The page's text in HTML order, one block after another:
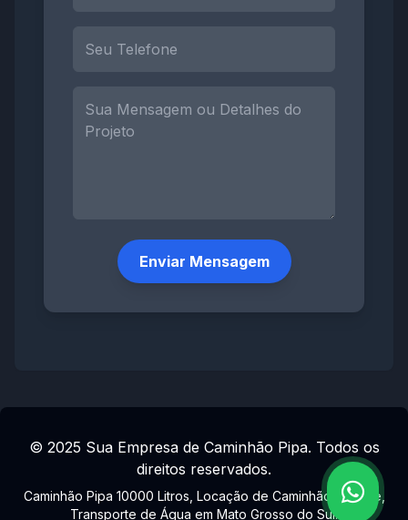
Enviar Mensagem
© 2025 Sua Empresa de Caminhão Pipa. Todos os
direitos reservados.
Caminhão Pipa 10000 Litros, Locação de Caminhão Tanque,
Transporte de Água em Mato Grosso do Sul.